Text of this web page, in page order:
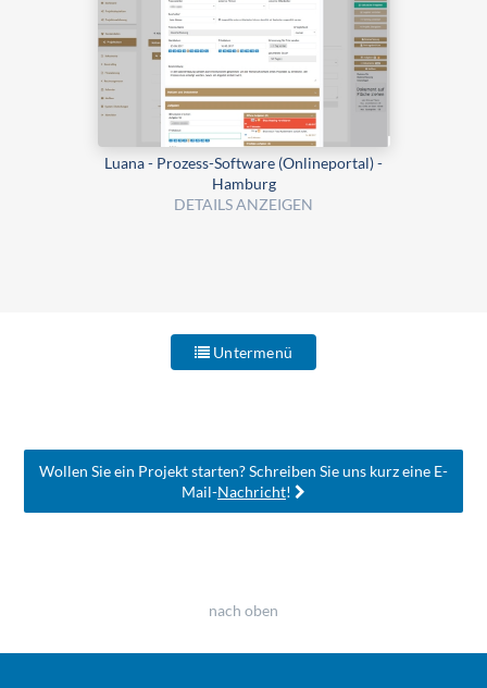
Luana - Prozess-Software (Onlineportal) -
Hamburg
DETAILS ANZEIGEN
Untermenü
Wollen Sie ein Projekt starten? Schreiben Sie uns kurz eine E-
Mail-Nachricht!
nach oben